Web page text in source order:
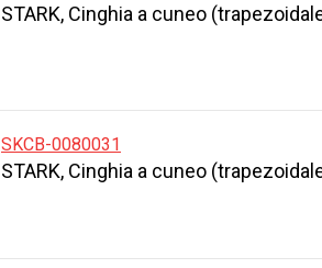
STARK, Cinghia a cuneo
SKCB-0080031
STARK, Cinghia a cuneo